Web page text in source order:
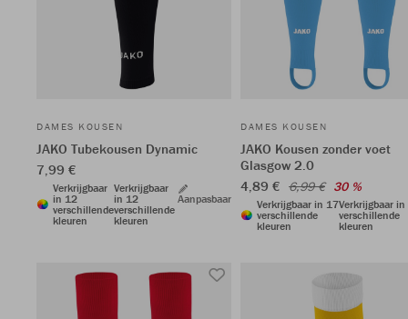
DAMES KOUSEN
JAKO Tubekousen Dynamic
7,99 €
Verkrijgbaar
in 12
verschillende
kleuren
Verkrijgbaar
in 12
verschillende
kleuren
Aanpasbaar
DAMES KOUSEN
JAKO Kousen zonder voet
Glasgow 2.0
4,89 € 6,99 € 30 %
Verkrijgbaar in 17
verschillende
kleuren
Verkrijgbaar
verschillende
kleuren